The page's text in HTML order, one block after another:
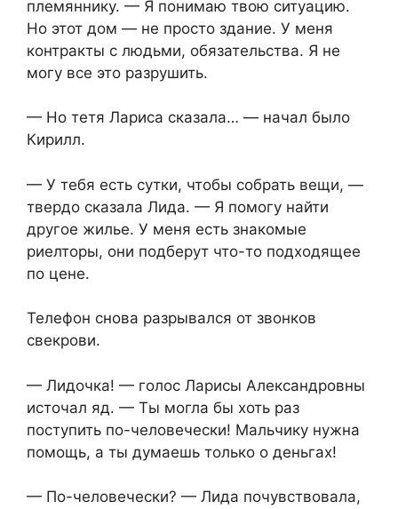
племяннику. — Я понимаю твою ситуацию.
Но этот дом — не просто здание. У меня
контракты с людьми, обязательства. Я не
могу все это разрушить.
— Но тетя Лариса сказала… — начал было
Кирилл.
— У тебя есть сутки, чтобы собрать вещи, —
твердо сказала Лида. — Я помогу найти
другое жилье. У меня есть знакомые
риелторы, они подберут что-то подходящее
по цене.
Телефон снова разрывался от звонков
свекрови.
— Лидочка! — голос Ларисы Александровны
источал яд. — Ты могла бы хоть раз
поступить по-человечески! Мальчику нужна
помощь, а ты думаешь только о деньгах!
— По-человечески? — Лида почувствовала,